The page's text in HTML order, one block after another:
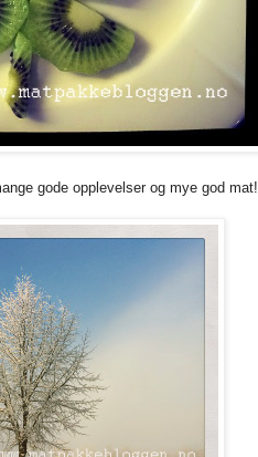
gode opplevelser og mye god mat!